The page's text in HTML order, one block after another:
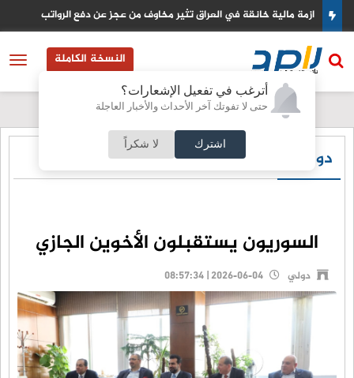
أترغب في تفعيل الإشعارات؟
حتى لا تفوتك آخر الأحداث والأخبار العاجلة
اشترك لا شكراً
ازمة مالية خانقة في العراق تثير مخاوف من عجز عن دفع الرواتب
النسخة الكاملة
دولي
السوريون يستقبلون الأخوين الجازي
دولي